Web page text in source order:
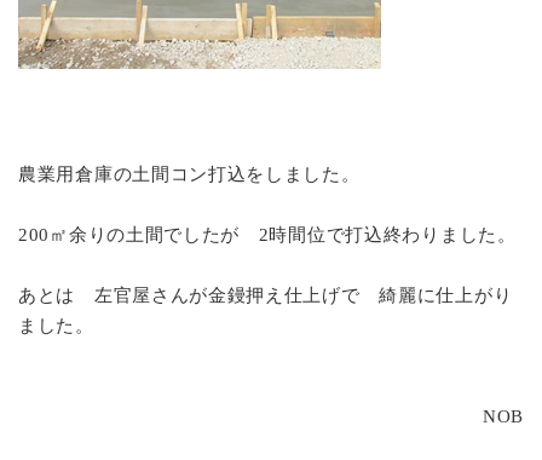
農業用倉庫の土間コン打込をしました。
200㎡余りの土間でしたが 2時間位で打込終わりました。
あとは 左官屋さんが金鏝押え仕上げで 綺麗に仕上がり
ました。
NOB